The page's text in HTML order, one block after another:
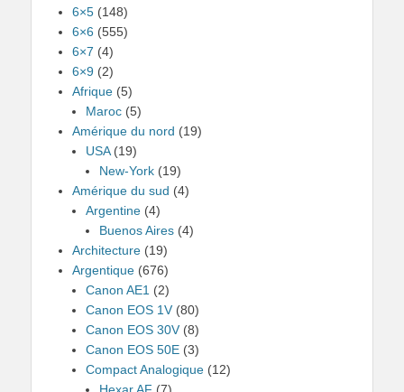
6×5 (148)
6×6 (555)
6×7 (4)
6×9 (2)
Afrique (5)
Maroc (5)
Amérique du nord (19)
USA(19)
New-York (19)
Amérique du sud (4)
Argentine (4)
Buenos Aires (4)
Architecture (19)
Argentique (676)
Canon AE1 (2)
Canon EOS 1V (80)
Canon EOS 30V (8)
Canon EOS 50E (3)
Compact Analogique (12)